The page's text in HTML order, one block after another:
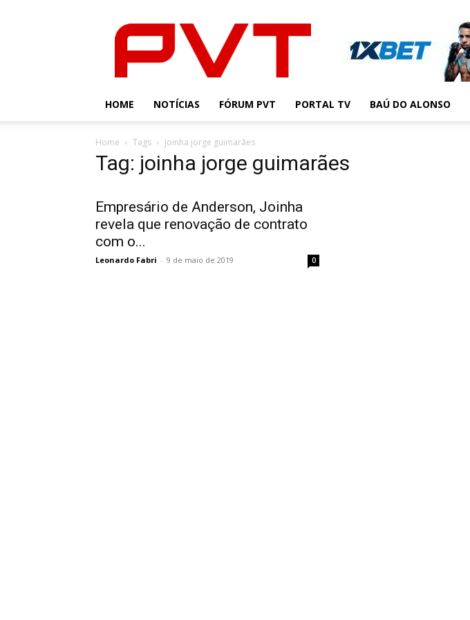
HOME NOTÍCIAS FÓRUM PVT PORTAL TV BAÚ DO ALONSO
Home Tags Joinha jorge guimarães
Tag: joinha jorge guimarães
Empresário de Anderson, Joinha
revela que renovação de contrato
com o...
Leonardo Fabri - 9 de maio de 2019 0